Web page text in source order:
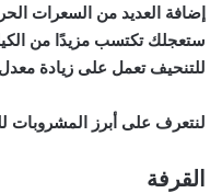
إضافة العديد من السعرات
ستعجلك تكتسب مزيدًا من
للتنحيف تعمل على زيادة
لنتعرف على أبرز المشروبات
القرفة